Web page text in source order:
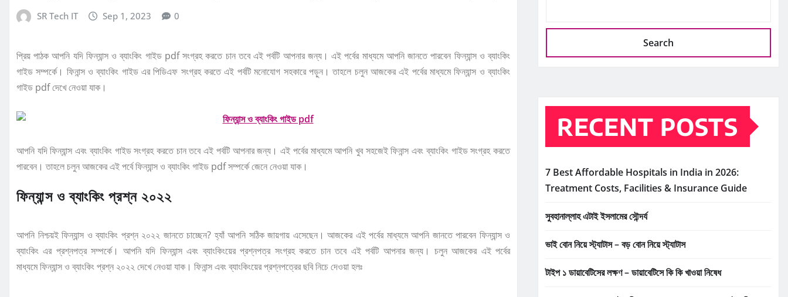
SR Tech IT Sep 1, 2023 0
প্রিয় পাঠক আপনি যদি ফিন্যান্স ও ব্যাংকিং গাইড pdf সংগ্রহ করতে চান তবে এই পর্বটি আপনার জন্য। এই পর্বের মাধ্যমে আপনি জানতে পারবেন ফিন্যান্স ও ব্যাংকিং
গাইড সম্পর্কে। ফিনান্স ও ব্যাংকিং গাইড এর পিডিএফ সংগ্রহ করতে এই পর্বটি মনোযোগ সহকারে পড়ুন। তাহলে চলুন আজকের এই পর্বের মাধ্যমে ফিন্যান্স ও ব্যাংকিং
গাইড pdf দেখে নেওয়া যাক।
আপনি যদি ফিন্যান্স এবং ব্যাংকিং গাইড সংগ্রহ করতে চান তবে এই পর্বটি আপনার জন্য। এই পর্বের মাধ্যমে আপনি খুব সহজেই ফিনান্স এবং ব্যাংকিং গাইড সংগ্রহ করতে
পারবেন। তাহলে চলুন আজকের এই পর্বে ফিন্যান্স ও ব্যাংকিং গাইড pdf সম্পর্কে জেনে নেওয়া যাক।
ফিন্যান্স ও ব্যাংকিং প্রশ্ন ২০২২
আপনি নিশ্চয়ই ফিন্যান্স ও ব্যাংকিং প্রশ্ন ২০২২ জানতে চাচ্ছেন? হ্যাঁ আপনি সঠিক জায়গায় এসেছেন। আজকের এই পর্বের মাধ্যমে আপনি জানতে পারবেন ফিন্যান্স ও
ব্যাংকিং এর প্রশ্নপত্র সম্পর্কে। আপনি যদি ফিন্যান্স এবং ব্যাংকিংয়ের প্রশ্নপত্র সংগ্রহ করতে চান তবে এই পর্বটি আপনার জন্য। চলুন আজকের এই পর্বের
মাধ্যমে ফিন্যান্স ও ব্যাংকিং প্রশ্ন ২০২২ দেখে নেওয়া যাক। ফিনান্স এবং ব্যাংকিংয়ের প্রশ্নপত্রের ছবি নিচে দেওয়া হলঃ
Search
RECENT POSTS
7 Best Affordable Hospitals in India in 2026:
Treatment Costs, Facilities & Insurance Guide
সুবহানাল্লাহ এটাই ইসলামের সৌন্দর্য
ভাই বোন নিয়ে স্ট্যাটাস – বড় বোন নিয়ে স্ট্যাটাস
টাইপ ১ ডায়াবেটিসের লক্ষণ – ডায়াবেটিসে কি কি খাওয়া নিষেধ